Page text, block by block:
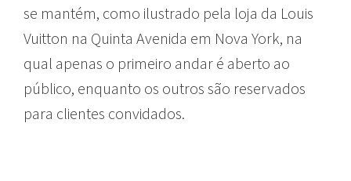
se mantém, como ilustrado pela loja da Louis
Vuitton na Quinta Avenida em Nova York, na
qual apenas o primeiro andar é aberto ao
público, enquanto os outros são reservados
para clientes convidados.